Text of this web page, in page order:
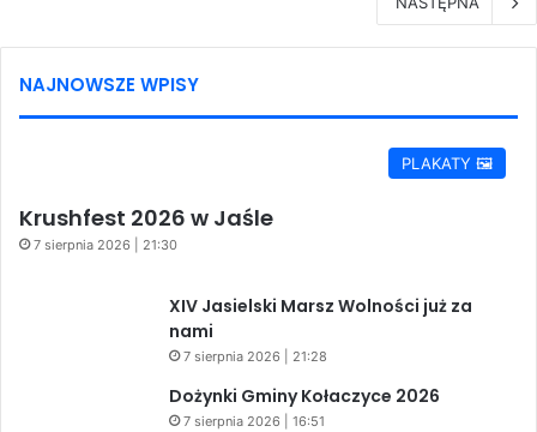
NAJNOWSZE WPISY
PLAKATY 🖼️
Krushfest 2026 w Jaśle
7 sierpnia 2026 | 21:30
XIV Jasielski Marsz Wolności już za
nami
7 sierpnia 2026 | 21:28
Dożynki Gminy Kołaczyce 2026
7 sierpnia 2026 | 16:51